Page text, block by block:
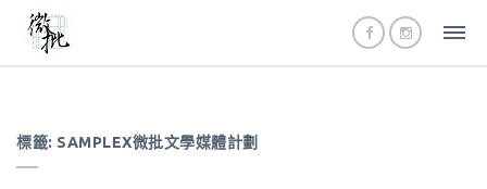
標籤: SAMPLEX微批文學媒體計劃